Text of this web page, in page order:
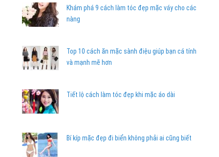
Khám phá 9 cách làm tóc đẹp mặc váy cho các
nàng
Top 10 cách ăn mặc sành điệu giúp bạn cá tính
và mạnh mẽ hơn
Tiết lộ cách làm tóc đẹp khi mặc áo dài
Bí kíp mặc đẹp đi biển không phải ai cũng biết